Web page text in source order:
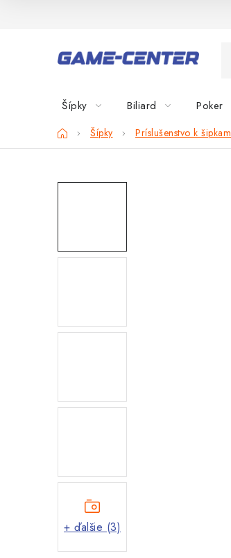
Šípky Biliard Poker
DomovŠípky Príslušenstvo k šipkam
+ ďalšie (3)